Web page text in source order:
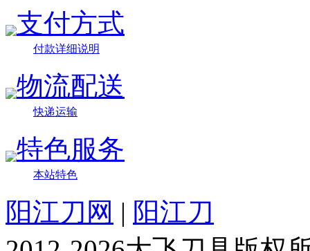
支付方式
付款详细说明
物流配送
快递运输
特色服务
本站特色
阳江刀网 | 阳江刀